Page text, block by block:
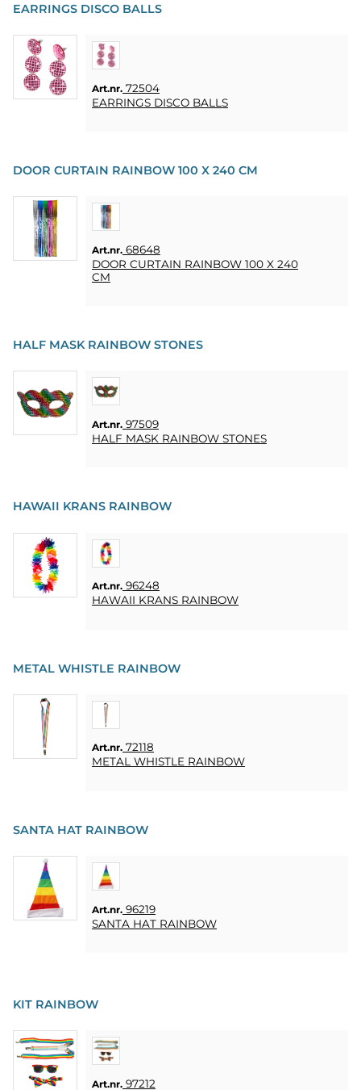
HOME
SOUVENIRER
HEMBRYGGNING
DISPLAYER
AFFISCHER
REA
KONTAKT
KUNDTJÄNST
FAQ
KÖPVILLKOR
IN
EARRINGS DISCO BALLS
Art.nr. 72504
EARRINGS DISCO BALLS
DOOR CURTAIN RAINBOW 100 X 240 CM
Art.nr. 68648
DOOR CURTAIN RAINBOW 100 X 240
CM
HALF MASK RAINBOW STONES
Art.nr. 97509
HALF MASK RAINBOW STONES
HAWAII KRANS RAINBOW
Art.nr. 96248
HAWAII KRANS RAINBOW
METAL WHISTLE RAINBOW
Art.nr. 72118
METAL WHISTLE RAINBOW
SANTA HAT RAINBOW
Art.nr. 96219
SANTA HAT RAINBOW
KIT RAINBOW
Art.nr. 97212